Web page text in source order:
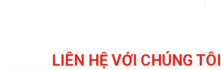
LIÊN HỆ VỚI CHÚNG TÔI